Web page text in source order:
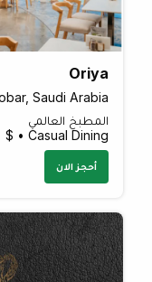
Oriya
Saudi Arabia
المطبخ العالمي
Casual Dining • $
أحجز الان